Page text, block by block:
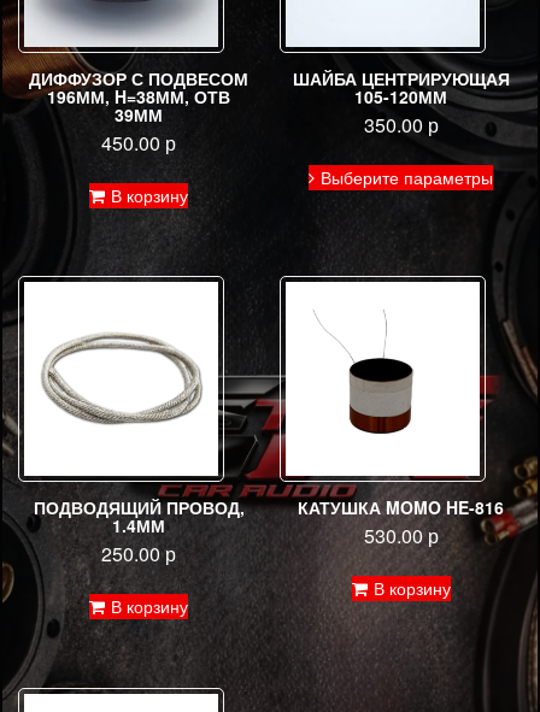
ДИФФУЗОР С ПОДВЕСОМ
196ММ, H=38ММ, ОТВ
39ММ
450.00 р
В корзину
ШАЙБА ЦЕНТРИРУЮЩАЯ
105-120ММ
350.00 р
Выберите параметры
Этот
товар
на
ПОДВОДЯЩИЙ ПРОВОД,
1.4ММ
250.00р
В корзину
КАТУШКА MOMO HE-816
530.00р
В корзину